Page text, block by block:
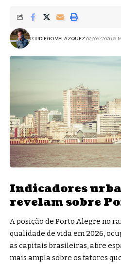
PORDIEGO VELÁZQUEZ 02/06/2026 6
Indicadores
revelam sobre
A posição de Porto Alegre no
qualidade de vida em 2026,
as capitais brasileiras, abre
mais ampla sobre os fatores